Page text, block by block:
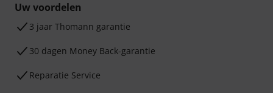
Uw voordelen
3 jaar Thomann garantie
30 dagen Money Back-garantie
Reparatie Service